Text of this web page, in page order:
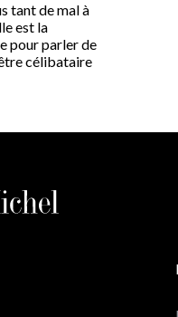
tant de mal à
est la
pour parler de
célibataire